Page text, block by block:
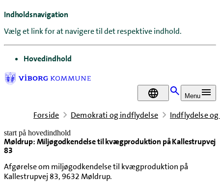
Indholdsnavigation
Vælg et link for at navigere til det respektive indhold.
gå til
Hovedindhold
DA Menu
Forside Demokrati og indflydelse Indflydelse
start på hovedindhold
Møldrup: Miljøgodkendelse til kvægproduktion på Kallestrupvej
83
Afgørelse om miljøgodkendelse til kvægproduktion på
Kallestrupvej 83, 9632 Møldrup.
senest opdateret 22. maj 2026